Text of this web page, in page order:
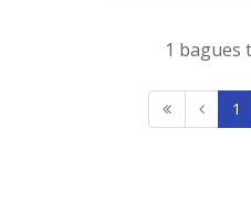
1 bagues
1